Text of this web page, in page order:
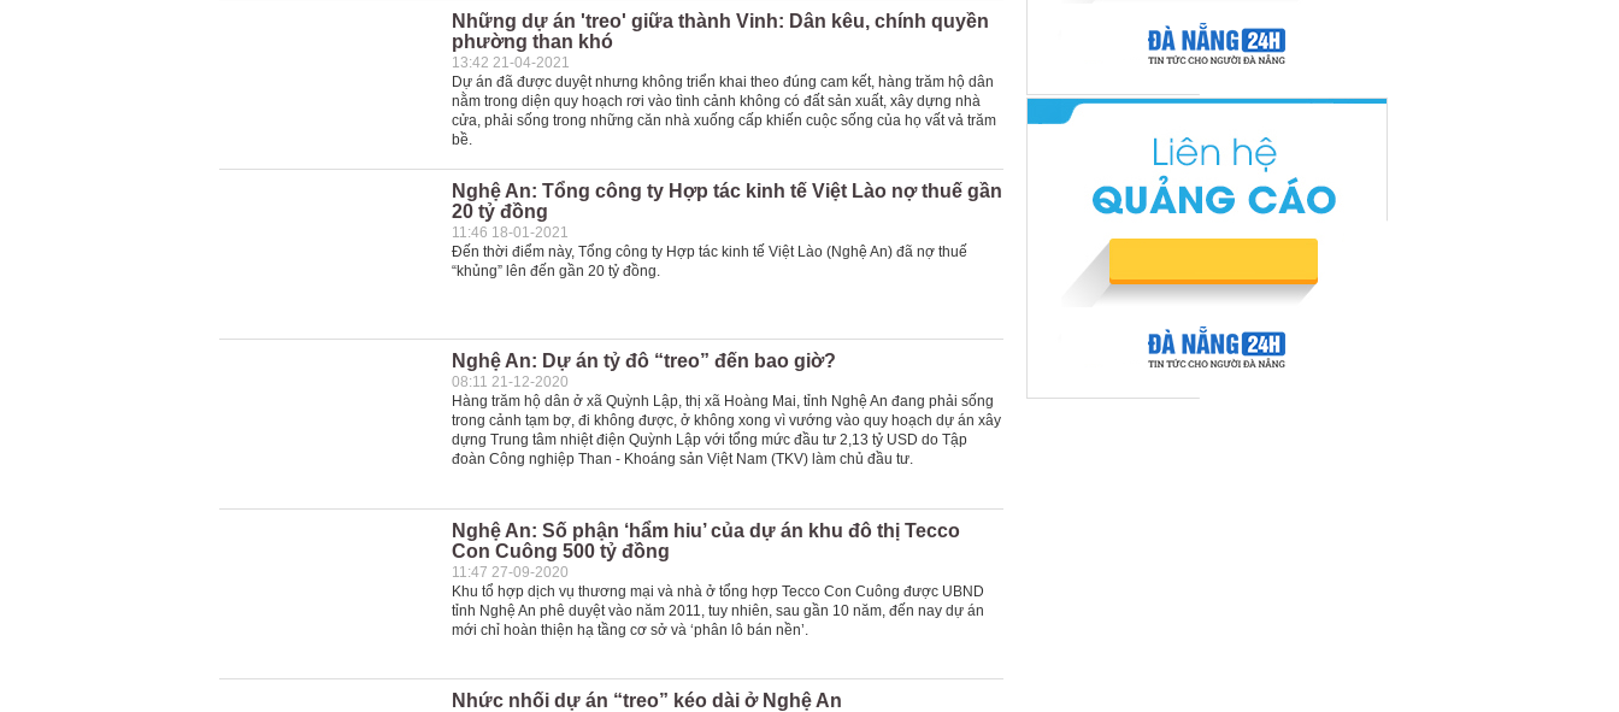
Những dự án 'treo' giữa thành Vinh: Dân kêu, chính quyền
phường than khó
13:42 21-04-2021
Dự án đã được duyệt nhưng không triển khai theo đúng cam kết, hàng trăm hộ dân
nằm trong diện quy hoạch rơi vào tình cảnh không có đất sản xuất, xây dựng nhà
cửa, phải sống trong những căn nhà xuống cấp khiến cuộc sống của họ vất vả trăm
bề.
Nghệ An: Tổng công ty Hợp tác kinh tế Việt Lào nợ thuế gần
20 tỷ đồng
11:46 18-01-2021
Đến thời điểm này, Tổng công ty Hợp tác kinh tế Việt Lào (Nghệ An) đã nợ thuế
“khủng” lên đến gần 20 tỷ đồng.
Nghệ An: Dự án tỷ đô “treo” đến bao giờ?
08:11 21-12-2020
Hàng trăm hộ dân ở xã Quỳnh Lập, thị xã Hoàng Mai, tỉnh Nghệ An đang phải sống
trong cảnh tạm bợ, đi không được, ở không xong vì vướng vào quy hoạch dự án xây
dựng Trung tâm nhiệt điện Quỳnh Lập với tổng mức đầu tư 2,13 tỷ USD do Tập
đoàn Công nghiệp Than - Khoáng sản Việt Nam (TKV) làm chủ đầu tư.
Nghệ An: Số phận ‘hẩm hiu’ của dự án khu đô thị Tecco
Con Cuông 500 tỷ đồng
11:47 27-09-2020
Khu tổ hợp dịch vụ thương mại và nhà ở tổng hợp Tecco Con Cuông được UBND
tỉnh Nghệ An phê duyệt vào năm 2011, tuy nhiên, sau gần 10 năm, đến nay dự án
mới chỉ hoàn thiện hạ tầng cơ sở và ‘phân lô bán nền’.
Nhức nhối dự án “treo” kéo dài ở Nghệ An